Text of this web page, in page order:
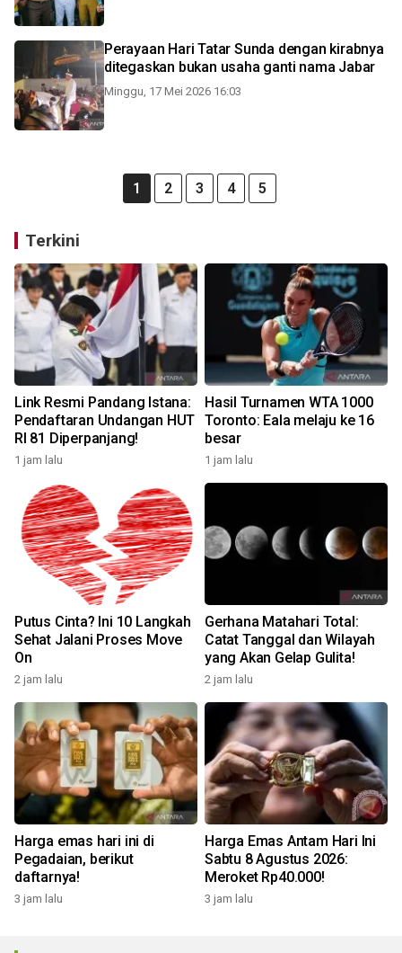
Perayaan Hari Tatar Sunda dengan kirabnya
ditegaskan bukan usaha ganti nama Jabar
Minggu, 17 Mei 2026 16:03
1 2 3 4 5
Terkini
Link Resmi Pandang Istana:
Pendaftaran Undangan HUT
RI 81 Diperpanjang!
1 jam lalu
Hasil Turnamen WTA 1000
Toronto: Eala melaju ke 16
besar
1 jam lalu
Putus Cinta? Ini 10 Langkah
Sehat Jalani Proses Move
On
2 jam lalu
Gerhana Matahari Total:
Catat Tanggal dan Wilayah
yang Akan Gelap Gulita!
2 jam lalu
Harga emas hari ini di
Pegadaian, berikut
daftarnya!
3 jam lalu
Harga Emas Antam Hari Ini
Sabtu 8 Agustus 2026:
Meroket Rp40.000!
3 jam lalu